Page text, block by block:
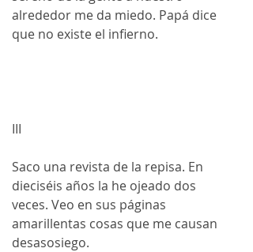
alrededor me da miedo. Papá dice
que no existe el infierno.
III
Saco una revista de la repisa. En
dieciséis años la he ojeado dos
veces. Veo en sus páginas
amarillentas cosas que me causan
desasosiego.